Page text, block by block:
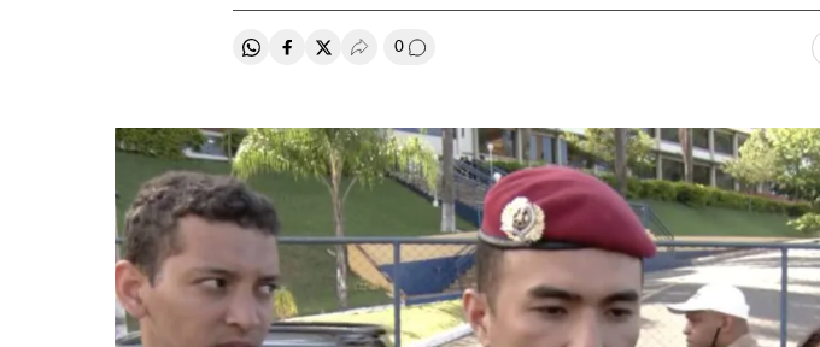
Compartir en Whatsapp
Compartir en Facebook
Compartir en Twitter
Desplegar Redes Sociales
0 Comentários